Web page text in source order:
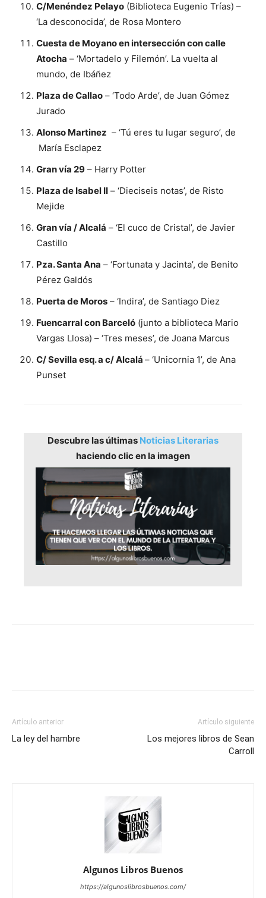
C/Menéndez Pelayo (Biblioteca Eugenio Trías) –
‘La desconocida’, de Rosa Montero
Cuesta de Moyano en intersección con calle
Atocha – ‘Mortadelo y Filemón’. La vuelta al
mundo, de Ibáñez
Plaza de Callao – ‘Todo Arde’, de Juan Gómez
Jurado
Alonso Martinez – ‘Tú eres tu lugar seguro’, de
María Esclapez
Gran vía 29 – Harry Potter
Plaza de Isabel II – ‘Dieciseis notas’, de Risto
Mejide
Gran vía / Alcalá – ‘El cuco de Cristal’, de Javier
Castillo
Pza. Santa Ana – ‘Fortunata y Jacinta’, de Benito
Pérez Galdós
Puerta de Moros – ‘Indira’, de Santiago Diez
Fuencarral con Barceló (junto a biblioteca Mario
Vargas Llosa) – ‘Tres meses’, de Joana Marcus
C/ Sevilla esq. a c/ Alcalá – ‘Unicornia 1’, de Ana
Punset
Descubre las últimas Noticias Literarias
haciendo clic en la imagen
Artículo anterior
La ley del hambre
Artículo siguiente
Los mejores libros de Sean
Carroll
Algunos Libros Buenos
https://algunoslibrosbuenos.com/